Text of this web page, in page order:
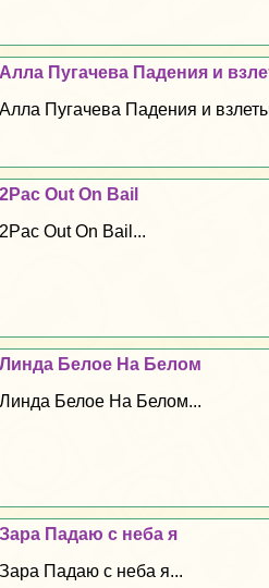
Алла Пугачева Падения и
Алла Пугачева Падения и
2Pac Out On Bail
2Pac Out On Bail...
Линда Белое На Белом
Линда Белое На Белом...
Зара Падаю с неба я
Зара Падаю с неба я...